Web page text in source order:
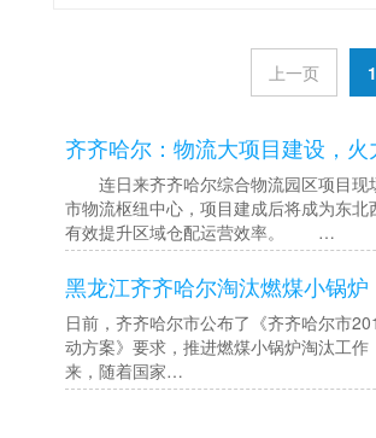
上一页 1
齐齐哈尔：物流大项目建设，火
连日来齐齐哈尔综合物流园区项目现
市物流枢纽中心，项目建成后将成为东
有效提升区域仓配运营效率。 …
黑龙江齐齐哈尔淘汰燃煤小锅
日前，齐齐哈尔市公布了《齐齐哈尔市
动方案》要求，推进燃煤小锅炉淘汰工
来，随着国家…